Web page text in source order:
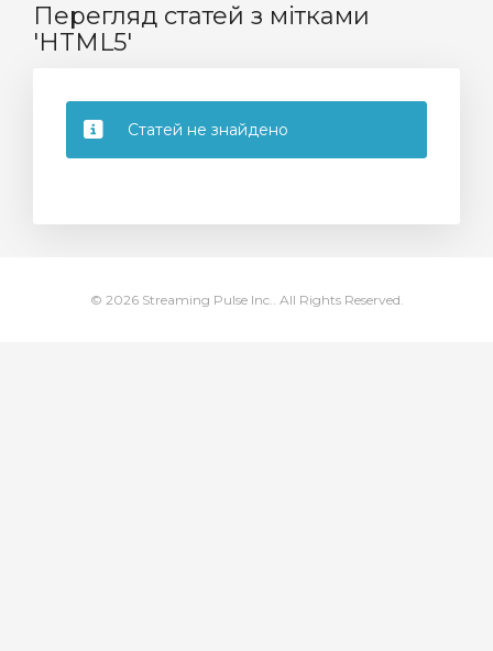
Перегляд статей з мітками
'HTML5'
Статей не знайдено
© 2026 Streaming Pulse Inc.. All Rights Reserved.